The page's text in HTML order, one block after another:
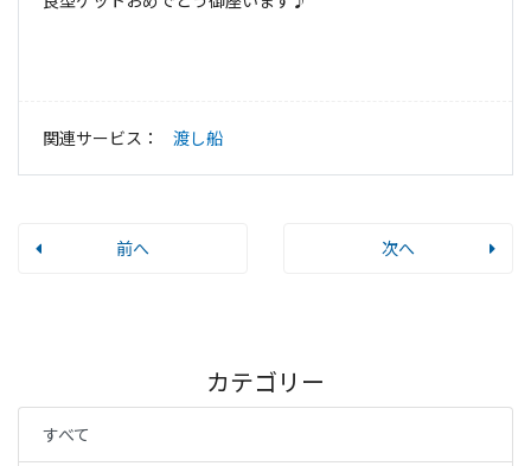
関連サービス： 渡し船
前へ 次へ
カテゴリー
すべて